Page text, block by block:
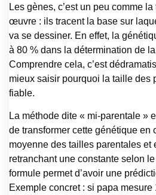
Les gènes, c’est un peu comme
œuvre : ils tracent la base sur
va se dessiner. En effet, la
à 80 % dans la détermination de
Comprendre cela, c’est
mieux saisir pourquoi la taille des
fiable.
La méthode dite « mi-parentale »
de transformer cette génétique en
moyenne des tailles parentales et
retranchant une constante selon
formule permet d’avoir une
Exemple concret : si papa